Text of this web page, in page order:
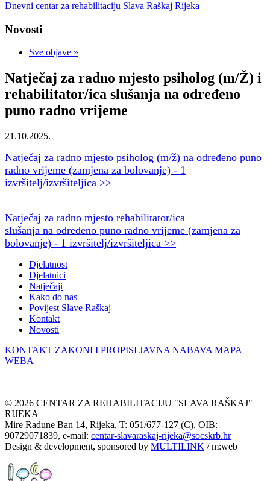
Dnevni centar za rehabilitaciju Slava Raškaj Rijeka
Novosti
Sve objave »
Natječaj za radno mjesto psiholog (m/Ž) i
rehabilitator/ica slušanja na određeno
puno radno vrijeme
21.10.2025.
Natječaj za radno mjesto psiholog (m/ž) na određeno puno
radno vrijeme (zamjena za bolovanje) - 1
izvršitelj/izvršiteljica >>
Natječaj za radno mjesto rehabilitator/ica
slušanja na određeno puno radno vrijeme (zamjena za
bolovanje) - 1 izvršitelj/izvršiteljica >>
Djelatnost
Djelatnici
Natječaji
Kako do nas
Povijest Slave Raškaj
Kontakt
Novosti
KONTAKT ZAKONI I PROPISI JAVNA NABAVA MAPA
WEBA
© 2026 CENTAR ZA REHABILITACIJU "SLAVA RAŠKAJ"
RIJEKA
Mire Radune Ban 14, Rijeka, T: 051/677-127 (C), OIB:
90729071839, e-mail: centar-slavaraskaj-rijeka@socskrb.hr
Design & development, sponsored by MULTILINK / m:web